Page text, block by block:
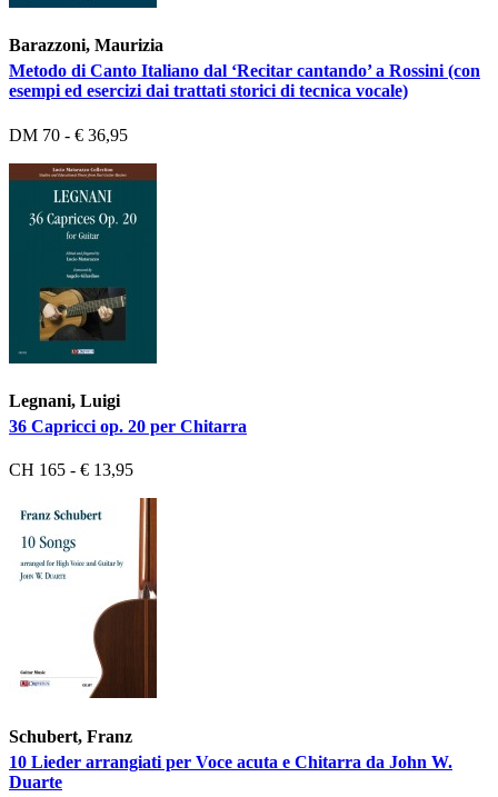
Barazzoni, Maurizia
Metodo di Canto Italiano dal ‘Recitar cantando’ a Rossini (con
esempi ed esercizi dai trattati storici di tecnica vocale)
DM 70 - € 36,95
Legnani, Luigi
36 Capricci op. 20 per Chitarra
CH 165 - € 13,95
Schubert, Franz
10 Lieder arrangiati per Voce acuta e Chitarra da John W.
Duarte